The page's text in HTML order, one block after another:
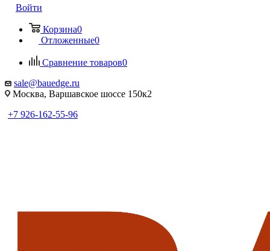
Войти
Корзина0
Отложенные0
Сравнение товаров0
sale@bauedge.ru
Москва, Варшавское шоссе 150к2
+7 926-162-55-96